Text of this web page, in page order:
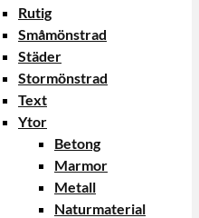
Rutig
Småmönstrad
Städer
Stormönstrad
Text
Ytor
Betong
Marmor
Metall
Naturmaterial